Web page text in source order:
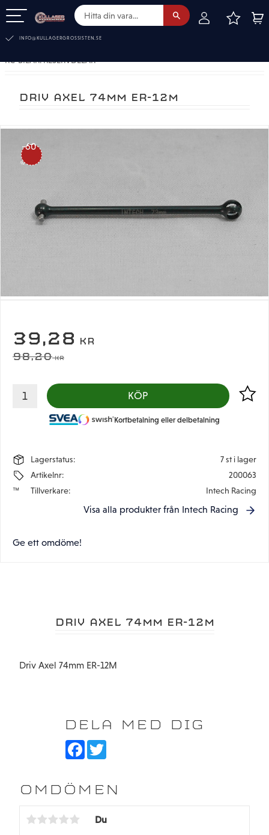
INFO@KULLAGERGROSSISTEN.SE
RC-BILAR. RESERVDELAR
DRIV AXEL 74MM ER-12M
60
%
NEDSATT PRIS:
39,28 KR
ORDINARIE PRIS:
98,20KR
KÖP Lägg
Kortbetalning eller delbetalning
Lagerstatus
7 st i lager
Artikelnr
200063
Tillverkare
Intech Racing
Visa alla produkter från Intech Racing
Ge ett omdöme!
DRIV AXEL 74MM ER-12M
Driv Axel 74mm ER-12M
DELA MED DIG
F
b
o
T
t
e
OMDÖMEN
Du